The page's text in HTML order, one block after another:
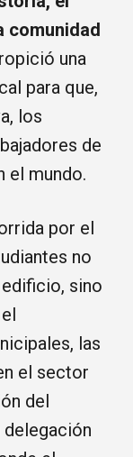
comunidad
una
para que,
los
de
el mundo.
por el
no
sino
las
el sector
del